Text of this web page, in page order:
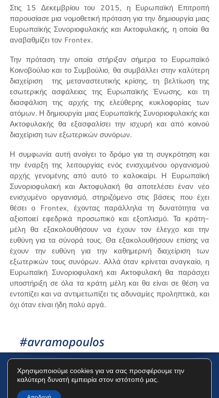
Στις 15 Δεκεμβρίου του 2015, η Ευρωπαϊκή Επιτροπή
παρουσίασε μια νομοθετική πρόταση για την δημιουργία μιας
Ευρωπαϊκής Συνοριοφυλακής και Ακτοφυλακής, η οποία θα
αναβαθμίζει τον Frontex.
Την πρόταση την οποία στήριξαν σήμερα το Ευρωπαϊκό
Κοινοβούλιο και το Συμβούλιο, θα συμβάλλει στην καλύτερη
διαχείριση της μεταναστευτικής κρίσης, τη βελτίωση της
εσωτερικής ασφάλειας της Ευρωπαϊκής Ένωσης, και τη
διασφάλιση της αρχής της ελεύθερης κυκλοφορίας των
ατόμων. Η δημιουργία μιας Ευρωπαϊκής Συνοριοφυλακής και
Ακτοφυλακής θα εξασφαλίσει την ισχυρή και από κοινού
διαχείριση των εξωτερικών συνόρων.
Η συμφωνία αυτή ανοίγει το δρόμο για τη συγκρότηση και
την έναρξη της λειτουργίας ενός ενισχυμένου οργανισμού
αρχής γενομένης από αυτό το καλοκαίρι. Η Ευρωπαϊκή
Συνοριοφυλακή και Ακτοφυλακή θα αποτελέσει έναν νέο
ενισχυμένο οργανισμό, στηριζόμενο στις βάσεις που έχει
θέσει ο Frontex, έχοντας παράλληλα τη δυνατότητα να
αξιοποιεί εφεδρικά προσωπικό και εξοπλισμό. Τα κράτη-
μέλη θα εξακολουθήσουν να έχουν τον έλεγχο και την
ευθύνη για τα σύνορά τους. Θα εξακολουθήσουν επίσης να
έχουν την ευθύνη για την καθημερινή διαχείριση των
εξωτερικών τους συνόρων. Αλλά όταν κρίνεται αναγκαίο, η
Ευρωπαϊκή Συνοριοφυλακή και Ακτοφυλακή θα παράσχει
υποστήριξη σε όλα τα κράτη μέλη και θα είναι σε θέση να
εντοπίζει και να αντιμετωπίζει τις αδυναμίες προληπτικά, και
όχι όταν είναι ήδη πολύ αργά.
#avramopoulos
Όροι ΧρήσηςΠολιτική Προστασίας Δεδομένων
Χρησιμοποιούμε cookies για να σας προσφέρουμε την
καλύτερη δυνατή εμπειρία στον ιστότοπό μας.